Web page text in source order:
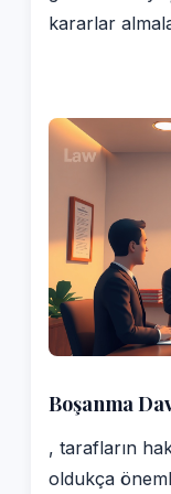
kararlar
Boşanma
, tarafların
oldukça